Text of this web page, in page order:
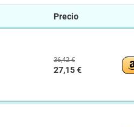
Precio
36,42 €
27,15 €